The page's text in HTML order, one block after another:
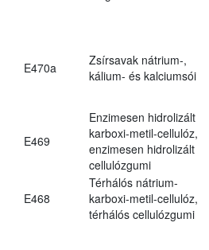
E470a
Zsírsavak nátrium-,
kálium- és kalciumsói
E469
Enzimesen hidrolizált
karboxi-metil-cellulóz,
enzimesen hidrolizált
cellulózgumi
E468
Térhálós nátrium-
karboxi-metil-cellulóz,
térhálós cellulózgumi